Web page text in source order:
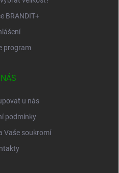
BRANDIT+
program
u nás
podmínky
Vaše soukromí